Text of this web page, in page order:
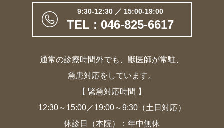
9:30-12:30 ／ 15:00-19:00
TEL : 046-825-6617
通常の診療時間外でも、獣医師が常駐、
急患対応をしています。
【 緊急対応時間 】
12:30～15:00／19:00～9:30（土日対応）
休診日（本院）：年中無休